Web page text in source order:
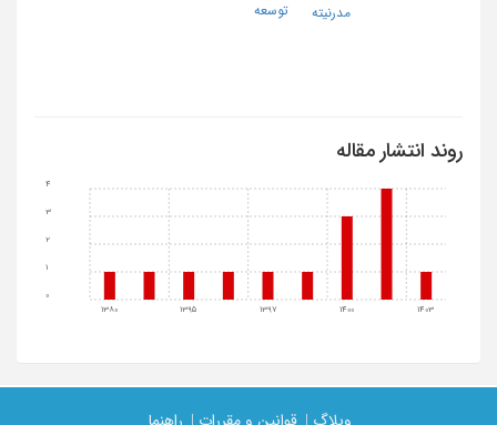
توسعه مدرنیته
روند انتشار مقاله
1380 1395 1397 1400 1403
0
1
2
3
4
وبلاگ | قوانین و مقررات | راهنما